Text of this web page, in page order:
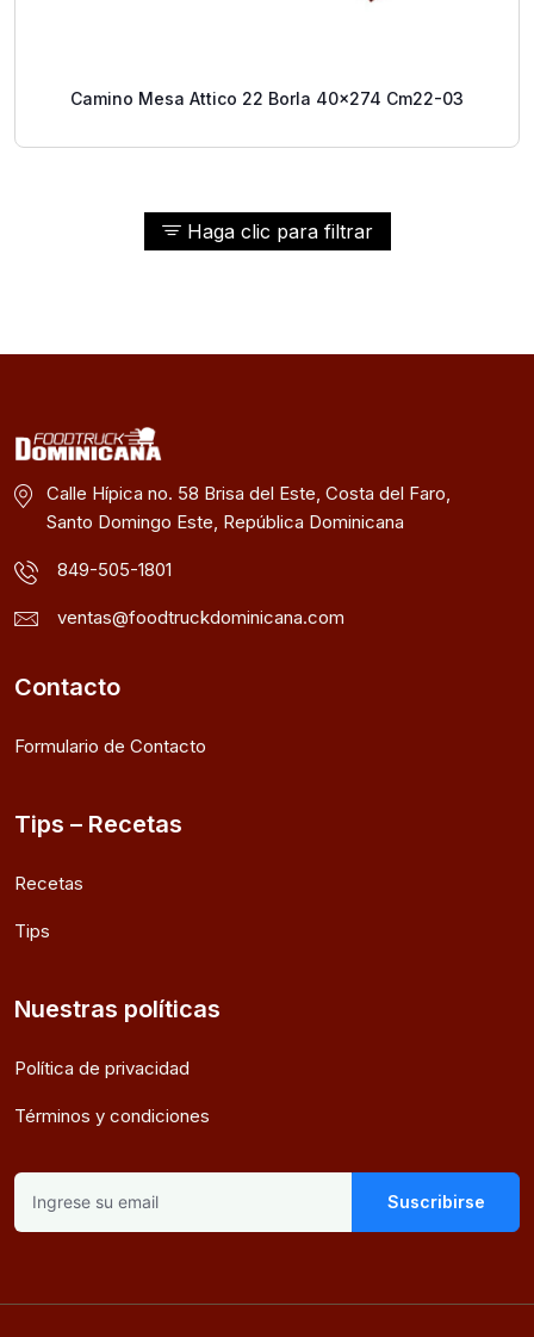
Haga clic para filtrar
Camino Mesa Attico 22 Borla 40x274 Cm22-03
Calle Hípica no. 58 Brisa del Este, Costa del Faro,
Santo Domingo Este, República Dominicana
849-505-1801
ventas@foodtruckdominicana.com
Contacto
Formulario de Contacto
Tips – Recetas
Recetas
Tips
Nuestras políticas
Política de privacidad
Términos y condiciones
Suscribirse